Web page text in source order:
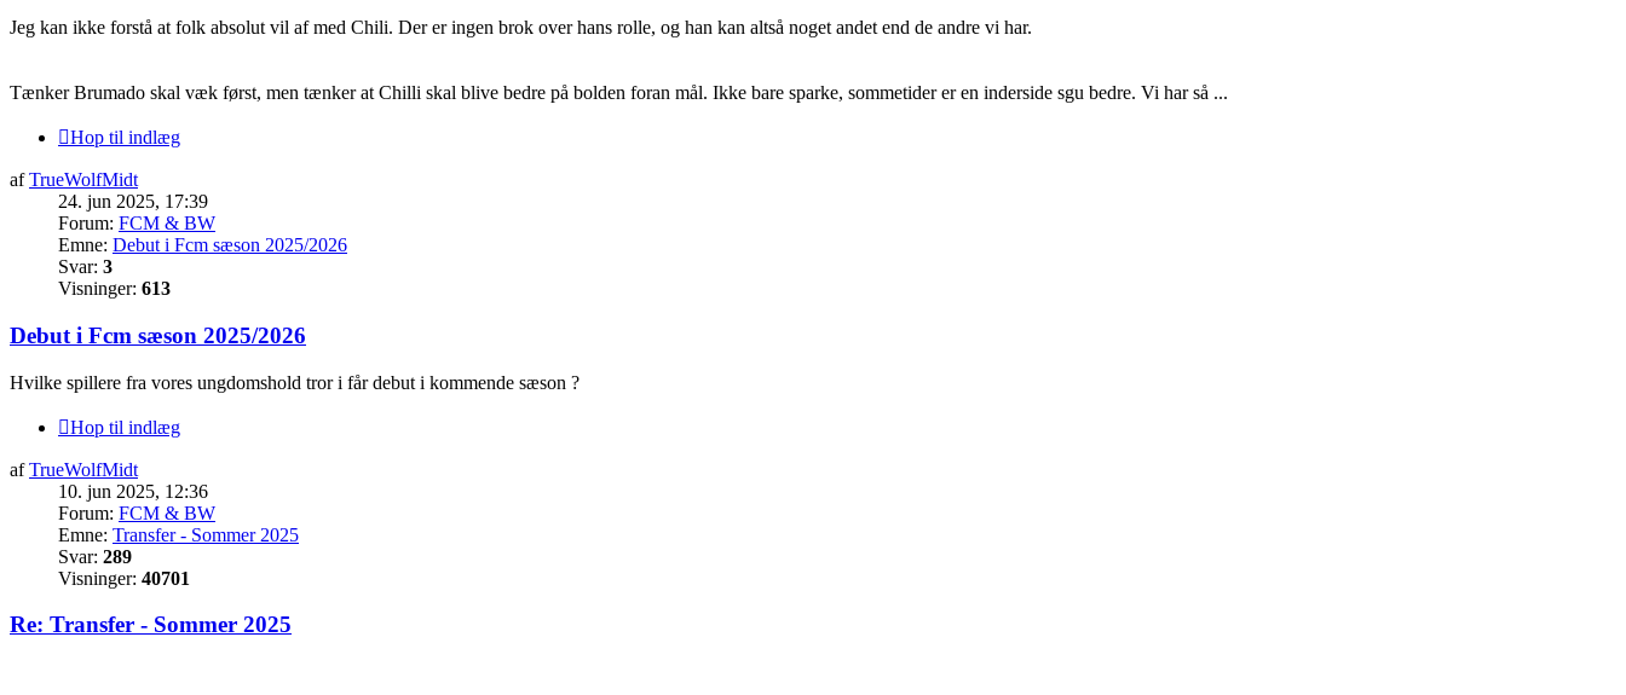
Jeg kan ikke forstå at folk absolut vil af med Chili. Der er ingen brok over hans rolle, og han kan altså noget andet end de andre vi har.
Tænker Brumado skal væk først, men tænker at Chilli skal blive bedre på bolden foran mål. Ikke bare sparke, sommetider er en inderside sgu bedre. Vi har så ...
Hop til indlæg
afTrueWolfMidt
24. jun 2025, 17:39
Forum: FCM & BW
Emne: Debut i Fcm sæson 2025/2026
Svar: 3
Visninger: 613
Debut i Fcm sæson 2025/2026
Hvilke spillere fra vores ungdomshold tror i får debut i kommende sæson ?
Hop til indlæg
afTrueWolfMidt
10. jun 2025, 12:36
Forum: FCM & BW
Emne: Transfer - Sommer 2025
Svar: 289
Visninger: 40701
Re: Transfer - Sommer 2025